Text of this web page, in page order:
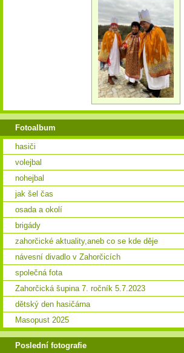
Fotoalbum
hasiči
volejbal
nohejbal
jak šel čas
osada a okolí
brigády
zahorčické aktuality,aneb co se kde děje
návesní divadlo v Zahorčicích
společná fota
Zahorčická šupina 7. ročník 5.7.2023
dětský den hasičárna
Masopust 2025
Poslední fotografie